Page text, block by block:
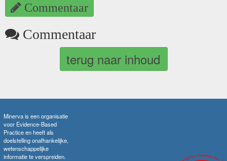
Commentaar
Commentaar
terug naar inhoud
Minerva is een organisatie
voor Evidence-Based
Practice en heeft als
doelstelling onafhankelijke,
wetenschappelijke
informatie te verspreiden.